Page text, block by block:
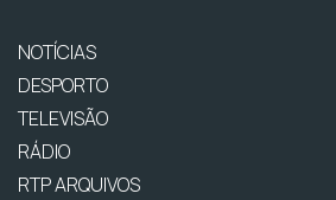
NOTÍCIAS
DESPORTO
TELEVISÃO
RÁDIO
RTP ARQUIVOS